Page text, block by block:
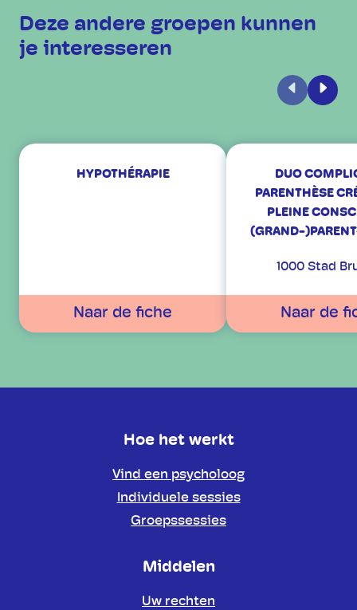
Deze andere groepen kunnen
je interesseren
Vorige
HYPOTHÉRAPIE
Naar de fiche
DUO
PARENTHÈSE
PLEINE
(GRAND-
1000 Stad
Naar de
Hoe het werkt
Vind een psycholoog
Individuele sessies
Groepssessies
Middelen
Uw rechten